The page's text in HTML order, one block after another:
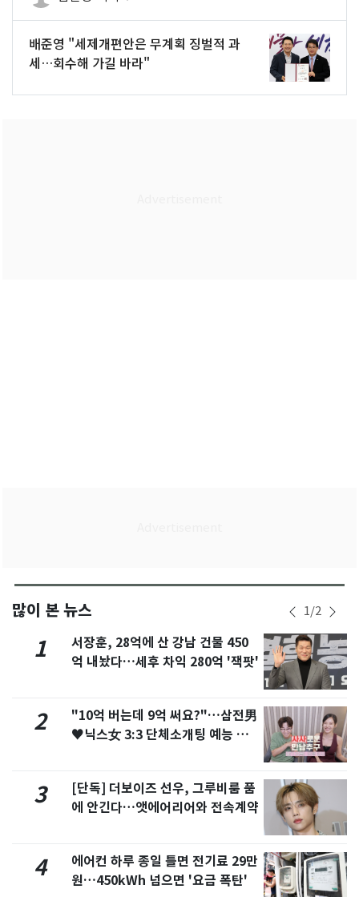
배준영 "세제개편안은 무계획 징벌적 과
세…회수해 가길 바라"
많이 본 뉴스 1/2
1
서장훈, 28억에 산 강남 건물 450
억 내놨다…세후 차익 280억 '잭팟'
2
"10억 버는데 9억 써요?"…삼전男
♥닉스女 3:3 단체소개팅 예능 화
3
[단독] 더보이즈 선우, 그루비룸 품
에 안긴다…앳에어리어와 전속계약
4
에어컨 하루 종일 틀면 전기료 29만
원…450kWh 넘으면 '요금 폭탄'